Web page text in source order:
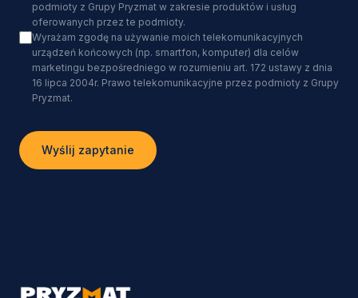
podmioty z Grupy Pryzmat w zakresie produktów i usług
oferowanych przez te podmioty.
Wyrażam zgodę na używanie moich telekomunikacyjnych
urządzeń końcowych (np. smartfon, komputer) dla celów
marketingu bezpośredniego w rozumieniu art. 172 ustawy z dnia
16 lipca 2004r. Prawo telekomunikacyjne przez podmioty z Grupy
Pryzmat.
Wyślij zapytanie